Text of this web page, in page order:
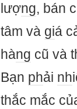
lượng, bán
tâm và giá
hàng cũ và
Bạn phải nh
thắc mắc